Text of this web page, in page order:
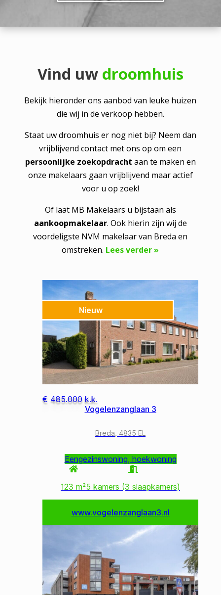
Vind uw droomhuis
Bekijk hieronder ons aanbod van leuke huizen
die wij in de verkoop hebben.
Staat uw droomhuis er nog niet bij? Neem dan
vrijblijvend contact met ons op om een
persoonlijke zoekopdracht aan te maken en
onze makelaars gaan vrijblijvend maar actief
voor u op zoek!
Of laat MB Makelaars u bijstaan als
aankoopmakelaar. Ook hierin zijn wij de
voordeligste NVM makelaar van Breda en
omstreken. Lees verder »